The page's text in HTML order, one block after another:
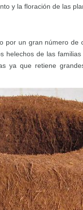
y la floración de las
por un gran número de
helechos de las
ya que retiene